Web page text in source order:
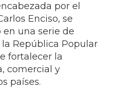
por el
Enciso, se
una serie de
República Popular
fortalecer la
comercial y
países.